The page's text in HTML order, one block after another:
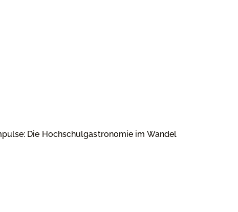
Die Hochschulgastronomie im Wandel